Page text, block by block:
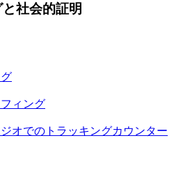
社会的証明
ィング
オでのトラッキングカウンター